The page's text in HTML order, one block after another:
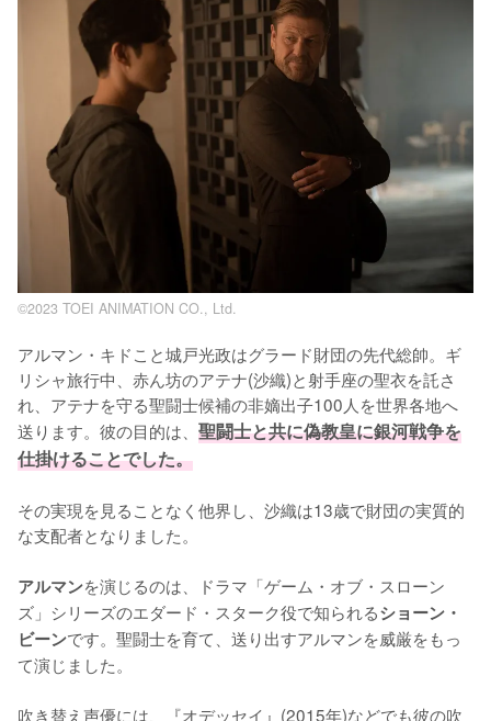
©2023 TOEI ANIMATION CO., Ltd.
アルマン・キドこと城戸光政はグラード財団の先代総帥。ギ
リシャ旅行中、赤ん坊のアテナ(沙織)と射手座の聖衣を託さ
れ、アテナを守る聖闘士候補の非嫡出子100人を世界各地へ
送ります。彼の目的は、 聖闘士と共に偽教皇に銀河戦争を
仕掛けることでした。
その実現を見ることなく他界し、沙織は13歳で財団の実質的
な支配者となりました。
アルマンを演じるのは、ドラマ「ゲーム・オブ・スローン
ズ」シリーズのエダード・スターク役で知られるショーン・
ビーンです。聖闘士を育て、送り出すアルマンを威厳をもっ
て演じました。
吹き替え声優には、『オデッセイ』(2015年)などでも彼の吹